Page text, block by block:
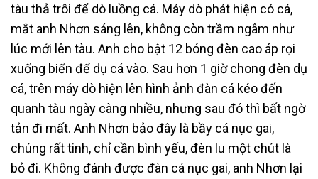
tàu thả trôi để dò luồng cá. Máy dò phát hiện có cá,
mắt anh Nhơn sáng lên, không còn trầm ngâm như
lúc mới lên tàu. Anh cho bật 12 bóng đèn cao áp rọi
xuống biển để dụ cá vào. Sau hơn 1 giờ chong đèn dụ
cá, trên máy dò hiện lên hình ảnh đàn cá kéo đến
quanh tàu ngày càng nhiều, nhưng sau đó thì bất ngờ
tản đi mất. Anh Nhơn bảo đây là bầy cá nục gai,
chúng rất tinh, chỉ cần bình yếu, đèn lu một chút là
bỏ đi. Không đánh được đàn cá nục gai, anh Nhơn lại